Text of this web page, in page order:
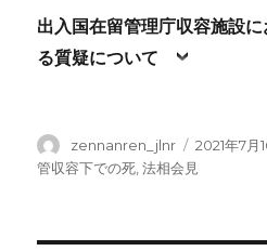
出入国在留管理庁収容施設
る質疑について
投
稿
zennanren_jlnr
投
稿
2021年7月
管収容下での死 ,法相会見